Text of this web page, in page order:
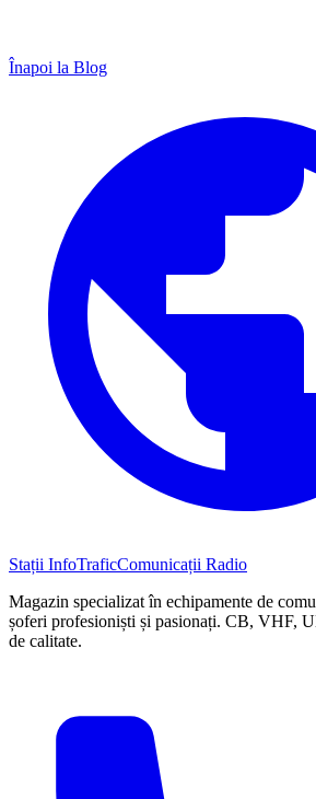
Înapoi la Blog
Stații InfoTraficComunicații Radio
Magazin specializat în echipamente de
șoferi profesioniști și pasionați. CB, VHF,
de calitate.